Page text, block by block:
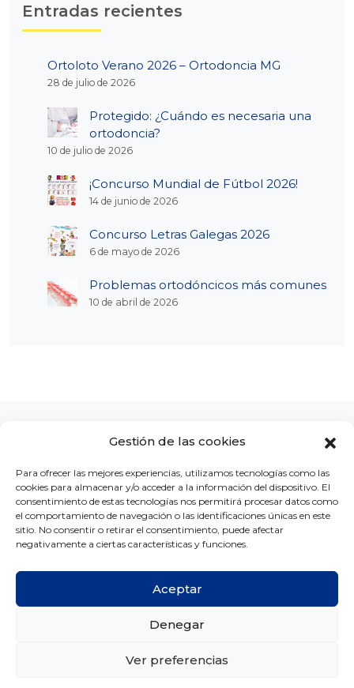
Gestión de las cookies
Para ofrecer las mejores experiencias, utilizamos tecnologías como las
cookies para almacenar y/o acceder a la información del dispositivo. El
consentimiento de estas tecnologías nos permitirá procesar datos como
el comportamiento de navegación o las identificaciones únicas en este
sitio. No consentir o retirar el consentimiento, puede afectar
negativamente a ciertas características y funciones.
Aceptar
Denegar
Ver preferencias
Entradas recientes
Ortoloto Verano 2026 – Ortodoncia MG
28 de julio de 2026
Protegido: ¿Cuándo es necesaria una
ortodoncia?
10 de julio de 2026
¡Concurso Mundial de Fútbol 2026!
14 de junio de 2026
Concurso Letras Galegas 2026
6 de mayo de 2026
Problemas ortodóncicos más comunes
10 de abril de 2026
LA CLÍNICA CONCURSOS BLOG CONTACTO
Copyright © Ortodoncia MG 2026 -
Política de privacidad